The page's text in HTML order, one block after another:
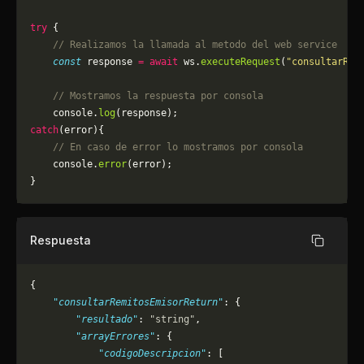
try {
    // Realizamos la llamada al metodo del web service
    const
response = await ws.executeRequest (
    // Mostramos la respuesta por consola
    console.
log (response);
catch(error){
    // En caso de error lo mostramos por consola
	console.
error(error);
}
Respuesta Copiar
{
    "consultarRemitosEmisorReturn"
: {
        "resultado"
: "string" ,
        "arrayErrores"
: {
            "codigoDescripcion"
: [